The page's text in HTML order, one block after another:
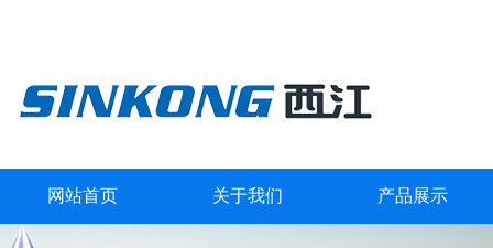
网站首页 关于我们 产品展示